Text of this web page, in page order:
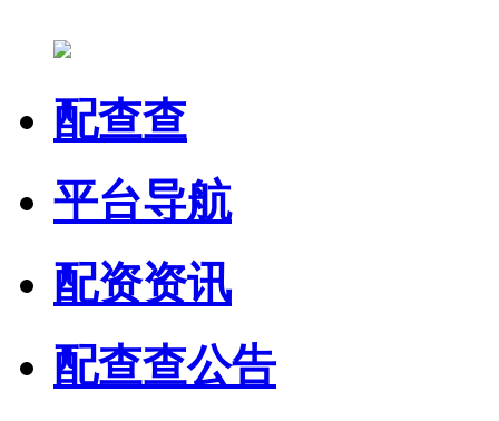
配查查
平台导航
配资资讯
配查查公告